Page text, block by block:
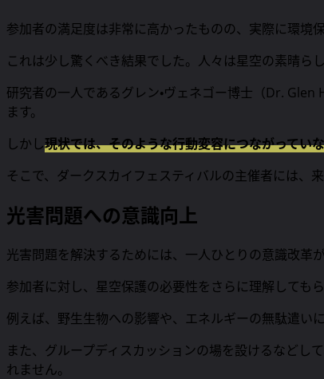
参加者の満足度は非常に高かったものの、実際に環境
これは少し驚くべき結果でした。人々は星空の素晴ら
研究者の一人であるグレン・ヴェネゴー博士（Dr.
ます。
しかし現状では、そのような行動変容につながってい
そこで、ダークスカイフェスティバルの主催者には、
光害問題への意識向上
光害問題を解決するためには、一人ひとりの意識改革
参加者に対し、星空保護の必要性をさらに理解しても
例えば、野生生物への影響や、エネルギーの無駄遣い
また、グループディスカッションの場を設けるなどし
れません。